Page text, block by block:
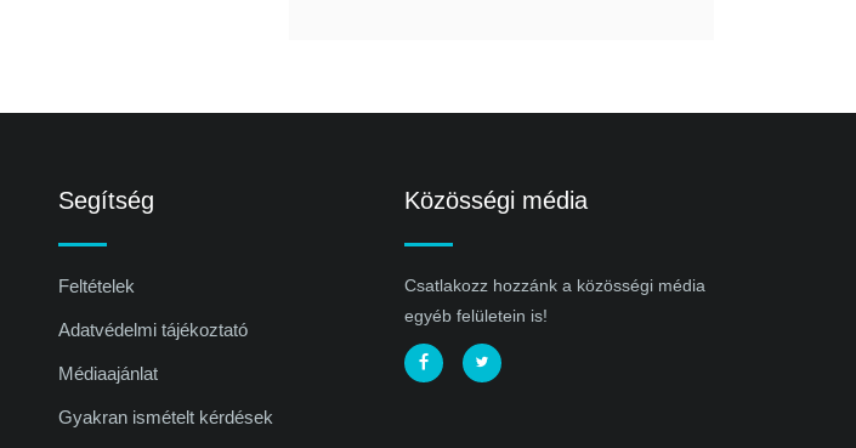
Segítség
Feltételek
Adatvédelmi tájékoztató
Médiaajánlat
Gyakran ismételt kérdések
Közösségi média
Csatlakozz hozzánk a közösségi média
egyéb felületein is!